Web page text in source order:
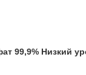
99,9% Низкий